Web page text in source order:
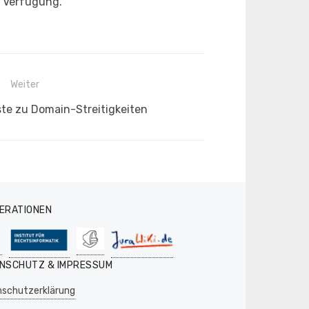
Weiter
zu Domain-Streitigkeiten
& IMPRESSUM